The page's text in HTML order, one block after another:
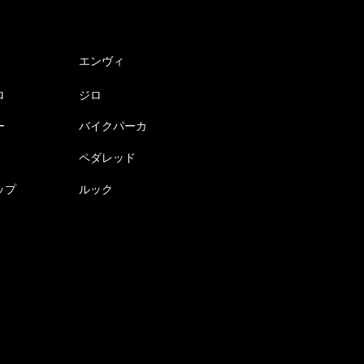
エンヴィ
ジロ
バイクパーカ
ペダレッド
プ ルック